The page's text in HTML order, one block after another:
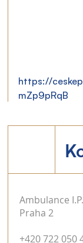
https://
mZp9pRqB
Ambulance
Praha 2
+420 722 050